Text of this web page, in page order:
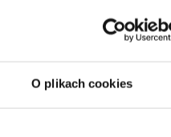
O plikach cookies